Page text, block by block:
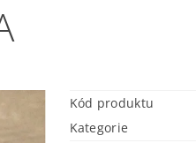
Kód produktu
Kategorie